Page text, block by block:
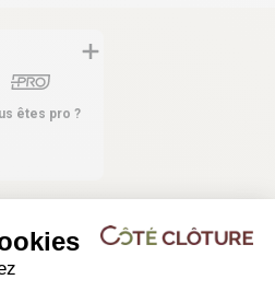
êtes pro ?